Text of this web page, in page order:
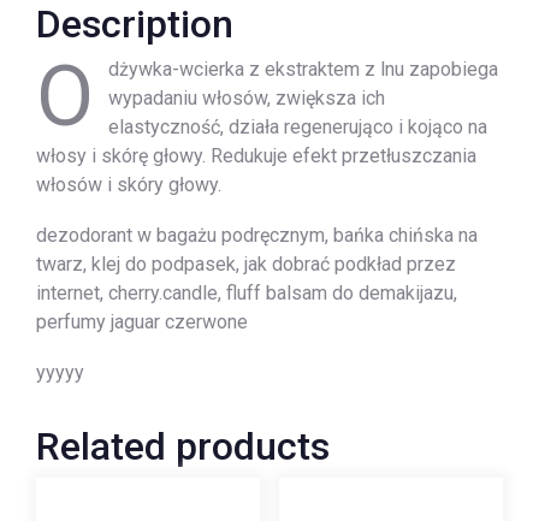
Description
O
dżywka-wcierka z ekstraktem z lnu zapobiega
wypadaniu włosów, zwiększa ich
elastyczność, działa regenerująco i kojąco na
włosy i skórę głowy. Redukuje efekt przetłuszczania
włosów i skóry głowy.
dezodorant w bagażu podręcznym, bańka chińska na
twarz, klej do podpasek, jak dobrać podkład przez
internet, cherry.candle, fluff balsam do demakijazu,
perfumy jaguar czerwone
yyyyy
Related products